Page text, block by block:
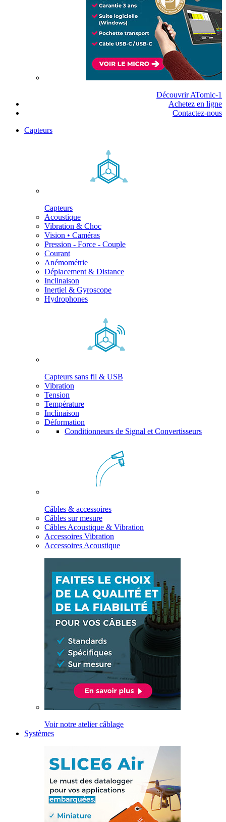
Découvrir ATomic-1
Achetez en ligne
Contactez-nous
Capteurs
Capteurs
Acoustique
Vibration & Choc
Vision • Caméras
Pression - Force - Couple
Courant
Anémométrie
Déplacement & Distance
Inclinaison
Inertiel & Gyroscope
Hydrophones
Capteurs sans fil & USB
Vibration
Tension
Température
Inclinaison
Déformation
Conditionneurs de Signal et Convertisseurs
Câbles & accessoires
Câbles sur mesure
Câbles Acoustique & Vibration
Accessoires Vibration
Accessoires Acoustique
Voir notre atelier câblage
Systèmes